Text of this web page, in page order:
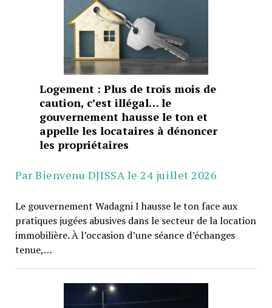
Logement : Plus de trois mois de
caution, c’est illégal… le
gouvernement hausse le ton et
appelle les locataires à dénoncer
les propriétaires
Par Bienvenu DJISSA le 24 juillet 2026
Le gouvernement Wadagni I hausse le ton face aux
pratiques jugées abusives dans le secteur de la location
immobilière. À l’occasion d’une séance d’échanges
tenue,…